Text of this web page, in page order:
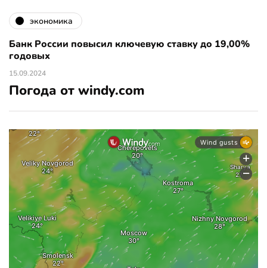
экономика
Банк России повысил ключевую ставку до 19,00%
годовых
15.09.2024
Погода от windy.com